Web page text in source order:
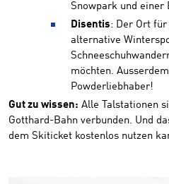
Snowpark und einer
Disentis: Der Ort
alternative
möchten.
Powderliebhaber!
Gut zu wissen: Alle Talstationen
Gotthard-Bahn verbunden. Und
dem Skiticket kostenlos nutzen